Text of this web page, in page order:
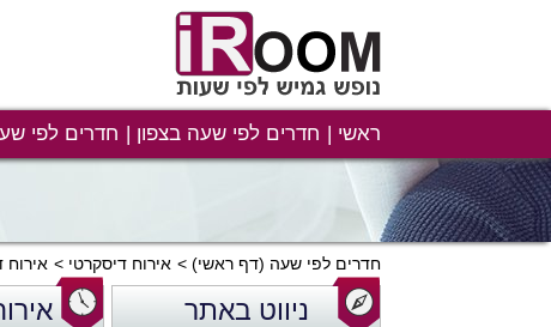
ראשי חדרים לפי שעה בצפון חדרים לפי
חדרים לפי שעה (דף ראשי) אירוח דיסקרטי אירוח
ניווט באתר